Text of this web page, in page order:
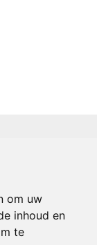
om uw
inhoud en
te